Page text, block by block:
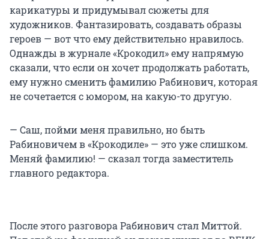
карикатуры и придумывал сюжеты для
художников. Фантазировать, создавать образы
героев — вот что ему действительно нравилось.
Однажды в журнале «Крокодил» ему напрямую
сказали, что если он хочет продолжать работать,
ему нужно сменить фамилию Рабинович, которая
не сочетается с юмором, на какую-то другую.
— Саш, пойми меня правильно, но быть
Рабиновичем в «Крокодиле» — это уже слишком.
Меняй фамилию! — сказал тогда заместитель
главного редактора.
После этого разговора Рабинович стал Миттой.